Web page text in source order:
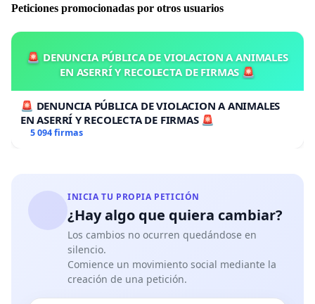
Peticiones promocionadas por otros usuarios
🚨 DENUNCIA PÚBLICA DE VIOLACION A ANIMALES
EN ASERRÍ Y RECOLECTA DE FIRMAS 🚨
🚨 DENUNCIA PÚBLICA DE VIOLACION A ANIMALES
EN ASERRÍ Y RECOLECTA DE FIRMAS 🚨
5 094 firmas
INICIA TU PROPIA PETICIÓN
¿Hay algo que quiera cambiar?
Los cambios no ocurren quedándose en
silencio.
Comience un movimiento social mediante la
creación de una petición.